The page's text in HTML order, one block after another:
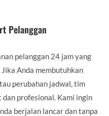
Pelanggan
pelanggan 24 jam yang
Anda membutuhkan
perubahan jadwal, tim
dan profesional. Kami ingin
berjalan lancar dan tanpa